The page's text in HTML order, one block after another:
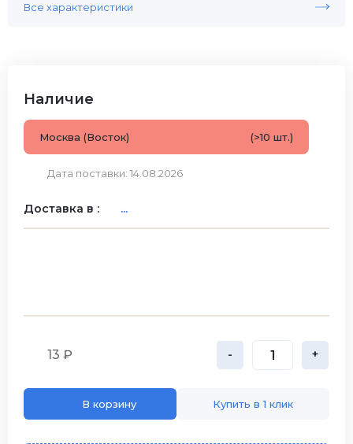
Все характеристики
Наличие
Москва (Восток) (>10 шт.)
Дата поставки: 14.08.2026
Доставка в : ...
13 ₽ - +
В корзину Купить в 1 клик